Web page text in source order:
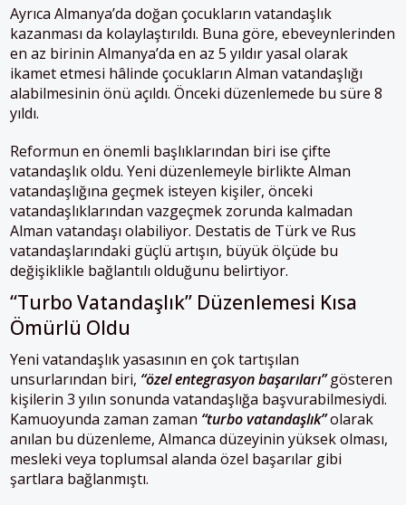
Ayrıca Almanya’da doğan çocukların vatandaşlık
kazanması da kolaylaştırıldı. Buna göre, ebeveynlerinden
en az birinin Almanya’da en az 5 yıldır yasal olarak
ikamet etmesi hâlinde çocukların Alman vatandaşlığı
alabilmesinin önü açıldı. Önceki düzenlemede bu süre 8
yıldı.
Reformun en önemli başlıklarından biri ise çifte
vatandaşlık oldu. Yeni düzenlemeyle birlikte Alman
vatandaşlığına geçmek isteyen kişiler, önceki
vatandaşlıklarından vazgeçmek zorunda kalmadan
Alman vatandaşı olabiliyor. Destatis de Türk ve Rus
vatandaşlarındaki güçlü artışın, büyük ölçüde bu
değişiklikle bağlantılı olduğunu belirtiyor.
“Turbo Vatandaşlık” Düzenlemesi Kısa
Ömürlü Oldu
Yeni vatandaşlık yasasının en çok tartışılan
unsurlarından biri, “özel entegrasyon başarıları”gösteren
kişilerin 3 yılın sonunda vatandaşlığa başvurabilmesiydi.
Kamuoyunda zaman zaman “turbo vatandaşlık”olarak
anılan bu düzenleme, Almanca düzeyinin yüksek olması,
mesleki veya toplumsal alanda özel başarılar gibi
şartlara bağlanmıştı.